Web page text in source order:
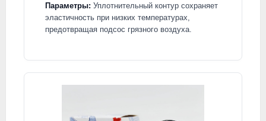
Параметры: Уплотнительный контур сохраняет
эластичность при низких температурах,
предотвращая подсос грязного воздуха.